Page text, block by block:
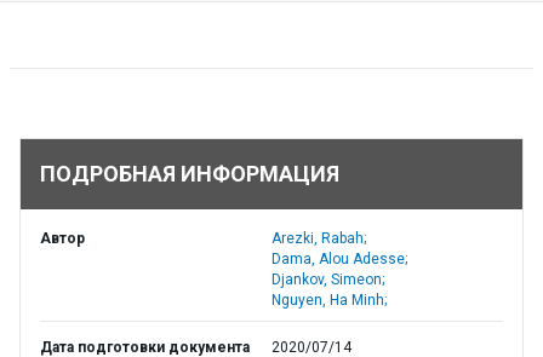
ПОДРОБНАЯ ИНФОРМАЦИЯ
Автор
Arezki, Rabah;
Dama, Alou Adesse;
Djankov, Simeon;
Nguyen, Ha Minh;
Дата подготовки документа 2020/07/14